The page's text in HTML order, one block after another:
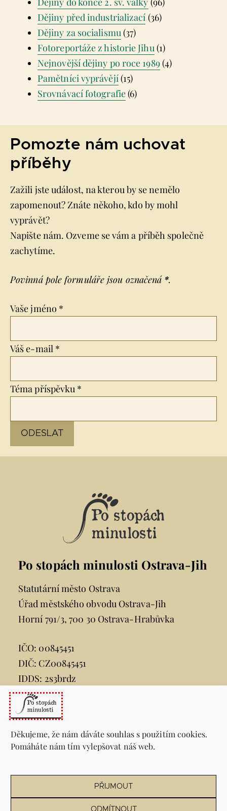
Děkujeme, že nám dáváte souhlas s použitím cookies.
Pomáháte nám tím vylepšovat náš web.
PŘIJMOUT
ODMÍTNOUT
Dějiny před industrializací (36)
Dějiny za socialismu(37)
Fotoreportáže z historie Jihu(1)
Nejnovější dějiny po roce 1989(4)
Pamětníci vyprávějí(15)
Srovnávací fotografie(6)
Pomozte nám uchovat
příběhy
Zažili jste událost, na kterou by se nemělo
zapomenout? Znáte někoho, kdo by mohl
vyprávět?
Napište nám. Ozveme se vám a příběh společně
zachytíme.
Povinná pole formuláře jsou označená *.
Vaše jméno *
Váš e-mail *
Téma příspěvku *
Po stopách minulosti Ostrava-Jih
Statutární město Ostrava
Úřad městského obvodu Ostrava-Jih
Horní 791/3, 700 30 Ostrava-Hrabůvka
IČO: 00845451
DIČ: CZ00845451
IDDS: 2s3brdz
e-mail:posta@ovajih.cz
telefon:599 444 444
Informace
Sitemap
Prohlášení o přístupnosti webu
Zásady ochrany osobních údajů (PDF)